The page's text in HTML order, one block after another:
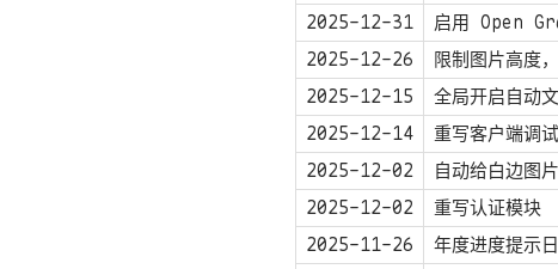
2025-12-31
启用 Open
2025-12-26
限制图片高度
2025-12-15
全局开启自动
2025-12-14
重写客户端调
2025-12-02
自动给白边图
2025-12-02
重写认证模块
2025-11-26
年度进度提示